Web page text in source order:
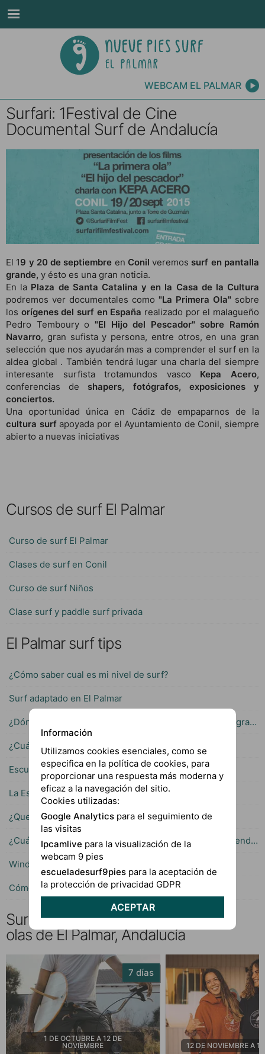
WEBCAM EL PALMAR
Surfari: 1Festival de Cine
Documental Surf de Andalucía
El 19 y 20 de septiembre en Conil veremos surf en pantalla
grande, y ésto es una gran noticia.
En la Plaza de Santa Catalina y en la Casa de la Cultura
podremos ver documentales como "La Primera Ola" sobre
los orígenes del surf en España realizado por el malagueño
Pedro Temboury o "El Hijo del Pescador" sobre Ramón
Navarro, gran sufista y persona, entre otros, en una gran
selección que nos ayudarán mas a comprender el surf en la
aldea global . También tendrá lugar una charla del siempre
interesante surfista trotamundos vasco Kepa Acero,
conferencias de shapers, fotógrafos, exposiciones y
conciertos.
Una oportunidad única en Cádiz de empaparnos de la
cultura surf apoyada por el Ayuntamiento de Conil, siempre
abierto a nuevas iniciativas
Cursos de surf El Palmar
Curso de surf El Palmar
Clases de surf en Conil
Curso de surf Niños
Clase surf y paddle surf privada
El Palmar surf tips
¿Cómo saber cual es mi nivel de surf?
Surf adaptado en El Palmar
¿Dónde surfear cuando las olas en El Palmar son muy grandes?
¿Cuál es la edad ideal para iniciar en el Surf?
Escuela especializada en cursos de surf para niños
La Escuela de Surf con mas experiencia en El Palmar
¿Que hora es mejor para surfear en El Palmar?
¿Cuántos días de clases de surf se necesitan para aprender?
Windguru El Palmar de Vejer
Cómo leer las previsiónes de Windguru
Surf Camp en Cádiz: Descubre las
olas de El Palmar, Andalucía
7 días
1 DE OCTUBRE A 12 DE
NOVIEMBRE
12 DE NOVIEMBRE A 1
Información
Utilizamos cookies esenciales, como se
especifica en la política de cookies, para
proporcionar una respuesta más moderna y
eficaz a la navegación del sitio.
Cookies utilizadas:
Google Analytics para el seguimiento de
las visitas
Ipcamlive para la visualización de la
webcam 9 pies
escueladesurf9pies para la aceptación de
la protección de privacidad GDPR
ACEPTAR